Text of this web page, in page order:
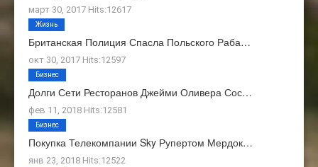
март 30, 2017 Hits:12617
Британская Полиция Спасла Польского Раба…
окт 30, 2017 Hits:12597
Жизнь
Долги Сети Ресторанов Джейми Оливера Сос…
фев 11, 2018 Hits:12581
Бизнес
Покупка Телекомпании Sky Рупертом Мердок…
янв 23, 2018 Hits:12522
Бизнес